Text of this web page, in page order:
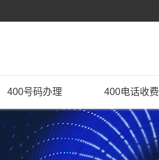
400号码办理 400电话收费